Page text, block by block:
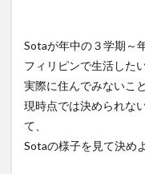
Sotaが年中の３学期～
フィリピンで生活した
実際に住んでみないこ
現時点では決められな
て、
Sotaの様子を見て決め